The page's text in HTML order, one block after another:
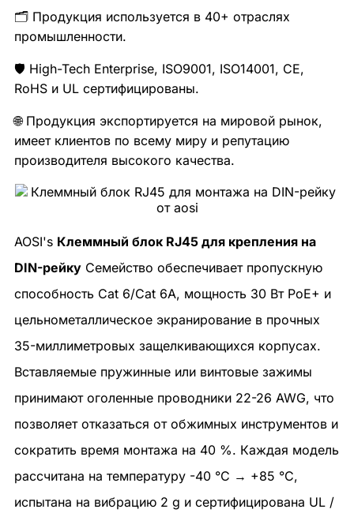
🗂️ Продукция используется в 40+ отраслях
промышленности.
🛡️ High-Tech Enterprise, ISO9001, ISO14001, CE,
RoHS и UL сертифицированы.
🌐 Продукция экспортируется на мировой рынок,
имеет клиентов по всему миру и репутацию
производителя высокого качества.
AOSI's Клеммный блок RJ45 для крепления на
DIN-рейку Семейство обеспечивает пропускную
способность Cat 6/Cat 6A, мощность 30 Вт PoE+ и
цельнометаллическое экранирование в прочных
35-миллиметровых защелкивающихся корпусах.
Вставляемые пружинные или винтовые зажимы
принимают оголенные проводники 22-26 AWG, что
позволяет отказаться от обжимных инструментов и
сократить время монтажа на 40 %. Каждая модель
рассчитана на температуру -40 °C → +85 °C,
испытана на вибрацию 2 g и сертифицирована UL /